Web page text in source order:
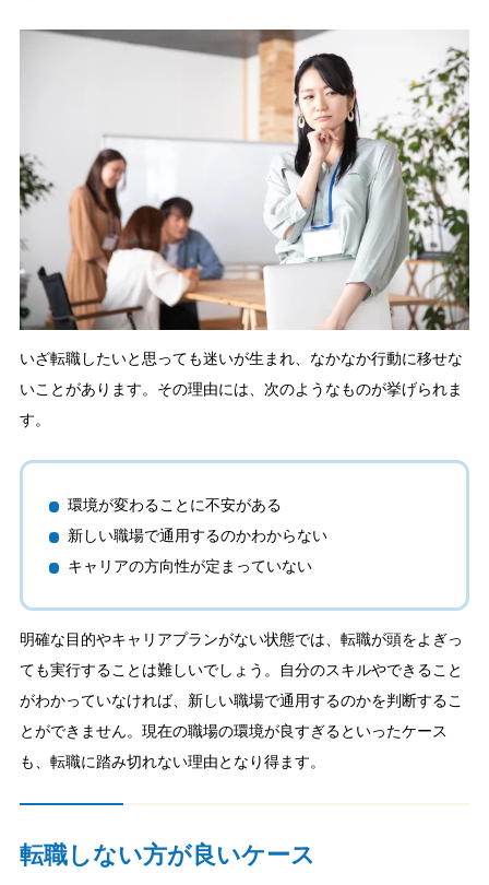
いざ転職したいと思っても迷いが生まれ、なかなか行動に移せな
いことがあります。その理由には、次のようなものが挙げられま
す。
環境が変わることに不安がある
新しい職場で通用するのかわからない
キャリアの方向性が定まっていない
明確な目的やキャリアプランがない状態では、転職が頭をよぎっ
ても実行することは難しいでしょう。自分のスキルやできること
がわかっていなければ、新しい職場で通用するのかを判断するこ
とができません。現在の職場の環境が良すぎるといったケース
も、転職に踏み切れない理由となり得ます。
転職しない方が良いケース